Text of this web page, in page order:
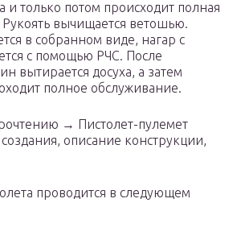
и только потом происходит полная
Рукоять вычищается ветошью.
в собранном виде, нагар с
с помощью РЧС. После
вытирается досуха, а затем
полное обслуживание.
→ Пистолет-пулемет
описание конструкции,
проводится в следующем